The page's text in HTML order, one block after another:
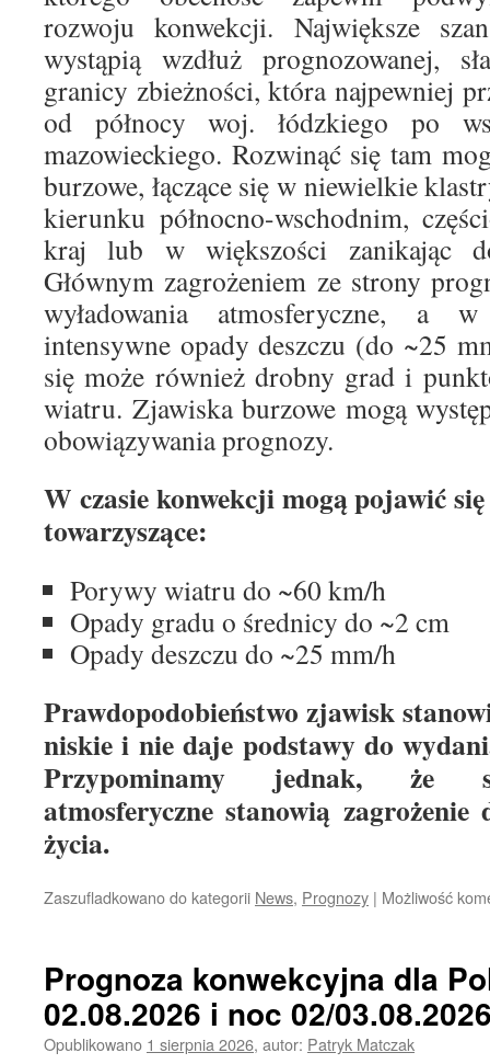
rozwoju konwekcji. Największe
wystąpią wzdłuż prognozowanej,
granicy zbieżności, która najpewniej
od północy woj. łódzkiego po
mazowieckiego. Rozwinąć się tam
burzowe, łączące się w niewielkie
kierunku północno-wschodnim,
kraj lub w większości zanikając
Głównym zagrożeniem ze strony
wyładowania atmosferyczne, a
intensywne opady deszczu (do ~25
się może również drobny grad i
wiatru. Zjawiska burzowe mogą
obowiązywania prognozy.
W czasie konwekcji mogą pojawić
towarzyszące:
Porywy wiatru do ~60 km/h
Opady gradu o średnicy do ~2 cm
Opady deszczu do ~25 mm/h
Prawdopodobieństwo zjawisk
niskie i nie daje podstawy do
Przypominamy jednak, że
atmosferyczne stanowią
życia.
Zaszufladkowano do kategorii News, Prognozy | Możliwość
Prognoza konwekcyjna dla
02.08.2026 i noc 02/
Opublikowano 1 sierpnia 2026, autor: Patryk Matczak